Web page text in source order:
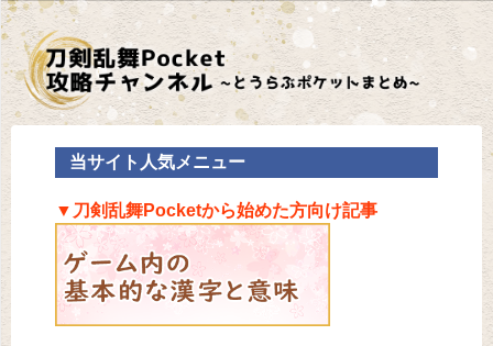
当サイト人気メニュー
▼刀剣乱舞Pocketから始めた方向け記事